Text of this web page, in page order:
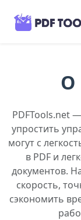
О
PDFTools.net
упростить
могут с
в PDF и
документов.
скорость,
сэкономить